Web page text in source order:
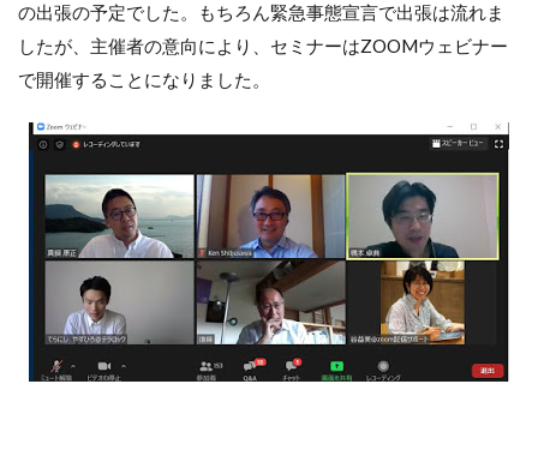
の出張の予定でした。もちろん緊急事態宣言で出張は流れま
したが、主催者の意向により、セミナーはZOOMウェビナー
で開催することになりました。